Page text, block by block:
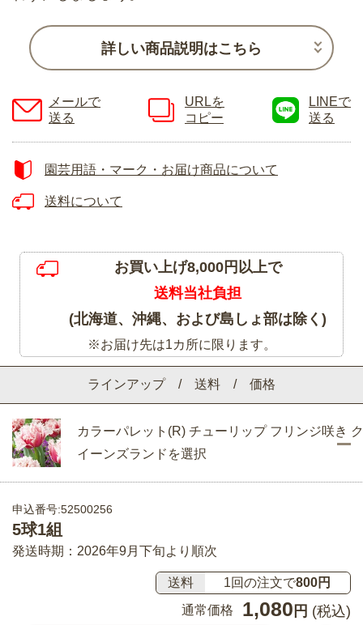
ラインアップ / 送料 / 価格
カラーパレット(R) チューリップ フリンジ咲き ク
イーンズランドを選択
申込番号:52500256
5球1組
発送時期：2026年9月下旬より順次
送料 1回の注文で800円
通常価格
1,080 円 (税込)
詳しい商品説明はこちら
メールで
送る
URLを
コピー
LINEで
送る
園芸用語・マーク・お届け商品について
送料について
お買い上げ8,000円以上で
送料当社負担
(北海道、沖縄、および島しょ部は除く)
※お届け先は1カ所に限ります。